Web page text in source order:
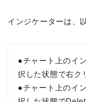
インジケーターは、
●チャート上のイ
択した状態で右ク
●チャート上のイ